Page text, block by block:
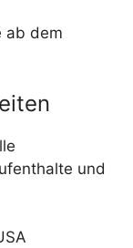
ab dem
und